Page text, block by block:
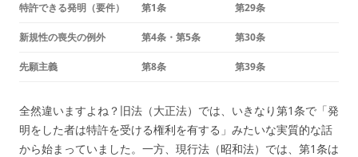
特許できる発明（要件） 第1条 第29条
新規性の喪失の例外 第4条・第5条 第30条
先願主義 第8条 第39条
全然違いますよね？旧法（大正法）では、いきなり第1条で「発
明をした者は特許を受ける権利を有する」みたいな実質的な話
から始まっていました。一方、現行法（昭和法）では、第1条は